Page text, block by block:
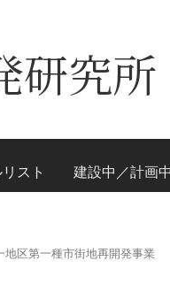
研究所
スト 建設中／計画
地区第一種市街地再開発事業